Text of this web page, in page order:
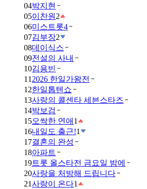
04박지현
05이찬원 2
06미스트롯4
07김부장2
08데이식스
09전설의 사내
10김용빈
11 2026 한일가왕전
12한일톱텐쇼
13사랑의 콜센타 세븐스타즈
14박보검
15오싹한 연애 1
16내일도 출근!1
17결혼의 완성
18아파트
19트롯 올스타전 금요일 밤에
20사랑을 처방해 드립니다
21사랑이 온다1